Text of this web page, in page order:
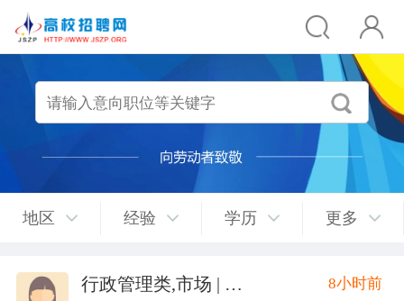
地区 经验 学历 更多
行政管理类,市场 | 媒介 | 广告 | 设计,人事/行政/后勤
8小时前